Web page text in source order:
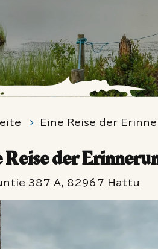
Eine Reise der
Reise der
387 A, 82967 Hattu